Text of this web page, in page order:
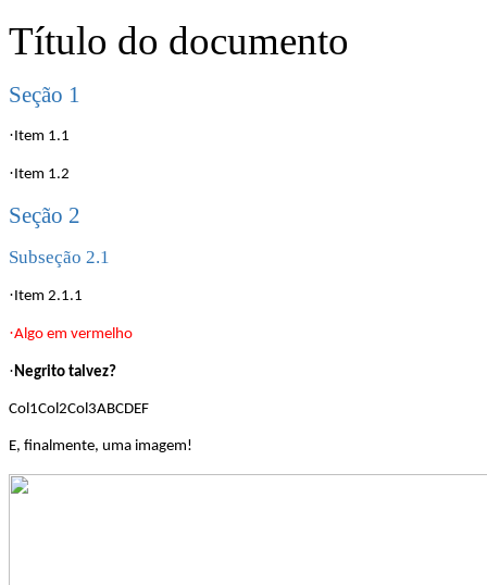
Título do documento
Seção 1
·Item 1.1
·Item 1.2
Seção 2
Subseção 2.1
·Item 2.1.1
·Algo em vermelho
·Negrito talvez?
Col1Col2Col3ABCDEF
E, finalmente, uma imagem!